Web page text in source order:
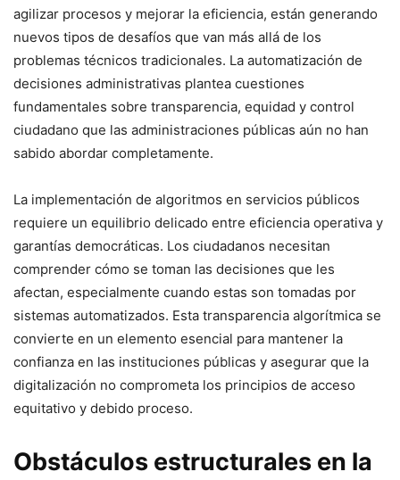
agilizar procesos y mejorar la eficiencia, están generando
nuevos tipos de desafíos que van más allá de los
problemas técnicos tradicionales. La automatización de
decisiones administrativas plantea cuestiones
fundamentales sobre transparencia, equidad y control
ciudadano que las administraciones públicas aún no han
sabido abordar completamente.
La implementación de algoritmos en servicios públicos
requiere un equilibrio delicado entre eficiencia operativa y
garantías democráticas. Los ciudadanos necesitan
comprender cómo se toman las decisiones que les
afectan, especialmente cuando estas son tomadas por
sistemas automatizados. Esta transparencia algorítmica se
convierte en un elemento esencial para mantener la
confianza en las instituciones públicas y asegurar que la
digitalización no comprometa los principios de acceso
equitativo y debido proceso.
Obstáculos estructurales en la